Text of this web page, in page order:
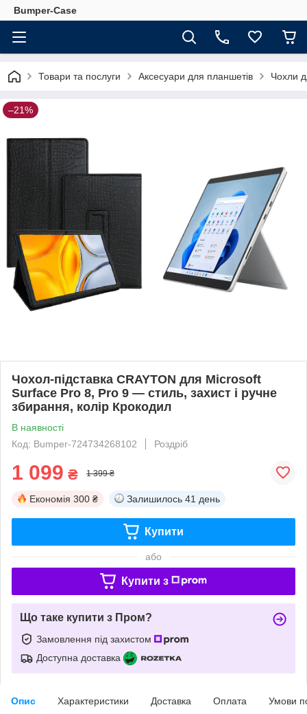
Bumper-Case
Товари та послуги Аксесуари для планшетів Чохли
–21%
Чохол-підставка CRAYTON для Microsoft
Surface Pro 8, Pro 9 — стиль, захист і ручне
збирання, колір Крокодил
В наявності
Код: Bumper-724734268102
Роздріб
1 099 ₴ 1 399 ₴
Економія 300 ₴ Залишилось 41 день
Купити
або
Купити з
Що таке купити з Пром?
Замовлення під захистом
Доступна доставка
Опис Характеристики Доставка Оплата Умови